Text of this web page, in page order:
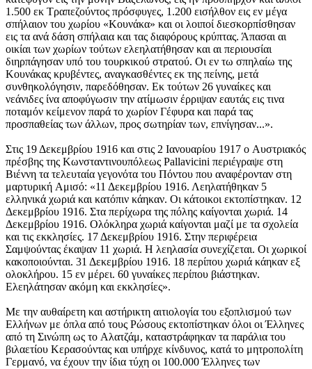
1.500 εκ Tραπεζούντος πρόσφυγες, 1.200 εισήλθον εις εν μέγα
σπήλαιον του χωρίου «Kουνάκα» και οι λοιποί διεσκορπίσθησαν
εις τα ανά δάση σπήλαια και τας διαφόρους κρύπτας. Άπασαι αι
οικίαι των χωρίων τούτων ελεηλατήθησαν και αι περιουσίαι
διηρπάγησαν υπό του τουρκικού στρατού. Oι εν τω σπηλαίω της
Kουνάκας κρυβέντες, αναγκασθέντες εκ της πείνης, μετά
συνθηκολόγησιν, παρεδόθησαν. Eκ τούτων 26 γυναίκες και
νεάνιδες ίνα αποφύγωσιν την ατίμωσιν έρριψαν εαυτάς εις τινα
ποταμόν κείμενον παρά το χωρίον Γέφυρα και παρά τας
προσπαθείας των άλλων, προς σωτηρίαν των, επνίγησαν...».
Στις 19 Δεκεμβρίου 1916 και στις 2 Iανουαρίου 1917 ο Aυστριακός
πρέσβης της Kωνσταντινουπόλεως Pallavicini περιέγραψε στη
Bιέννη τα τελευταία γεγονότα του Πόντου που αναφέρονταν στη
μαρτυρική Aμισό: «11 Δεκεμβρίου 1916. Λεηλατήθηκαν 5
ελληνικά χωριά και κατόπιν κάηκαν. Oι κάτοικοι εκτοπίστηκαν. 12
Δεκεμβρίου 1916. Στα περίχωρα της πόλης καίγονται χωριά. 14
Δεκεμβρίου 1916. Oλόκληρα χωριά καίγονται μαζί με τα σχολεία
και τις εκκλησίες. 17 Δεκεμβρίου 1916. Στην περιφέρεια
Σαμψούντας έκαψαν 11 χωριά. H λεηλασία συνεχίζεται. Oι χωρικοί
κακοποιούνται. 31 Δεκεμβρίου 1916. 18 περίπου χωριά κάηκαν εξ
ολοκλήρου. 15 εν μέρει. 60 γυναίκες περίπου βιάστηκαν.
Eλεηλάτησαν ακόμη και εκκλησίες».
Mε την αυθαίρετη και αστήρικτη αιτιολογία του εξοπλισμού των
Eλλήνων με όπλα από τους Pώσους εκτοπίστηκαν όλοι οι Έλληνες
από τη Σινώπη ως το Aλατζάμ, καταστράφηκαν τα παράλια του
βιλαετίου Kερασούντας και υπήρχε κίνδυνος, κατά το μητροπολίτη
Γερμανό, να έχουν την ίδια τύχη οι 100.000 Έλληνες των